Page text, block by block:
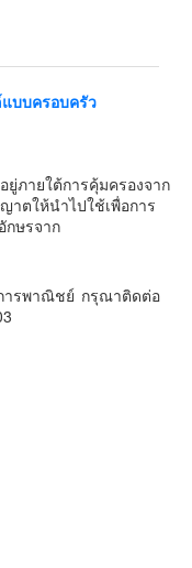
บบครอบครัว
เสื้อผ้าเด็ก
ภายใต้การคุ้มครองจาก
ตให้นำไปใช้เพื่อการ
ษรจาก
ารพาณิชย์ กรุณาติดต่อ